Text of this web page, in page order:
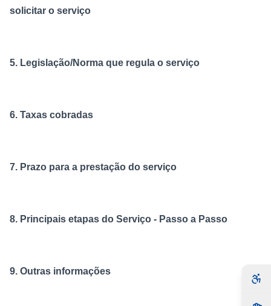
solicitar o serviço
5. Legislação/Norma que regula o serviço
6. Taxas cobradas
7. Prazo para a prestação do serviço
8. Principais etapas do Serviço - Passo a Passo
9. Outras informações